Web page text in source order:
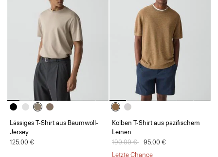
Lässiges T-Shirt aus Baumwoll-
Jersey
125.00 €
Kolben T-Shirt aus pazifischem
Leinen
Preis reduziert von
190.00 € auf
95.00 €
Letzte Chance